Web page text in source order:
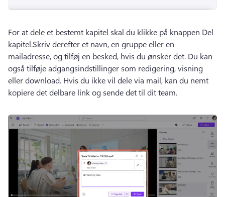
For at dele et bestemt kapitel skal du klikke på knappen Del
kapitel.Skriv derefter et navn, en gruppe eller en
mailadresse, og tilføj en besked, hvis du ønsker det. Du kan
også tilføje adgangsindstillinger som redigering, visning
eller download. Hvis du ikke vil dele via mail, kan du nemt
kopiere det delbare link og sende det til dit team.